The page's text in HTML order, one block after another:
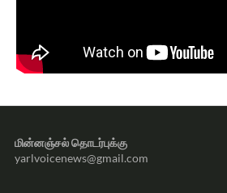
மின்னஞ்சல் தொடர்புக்கு
yarlvoicenews@gmail.com